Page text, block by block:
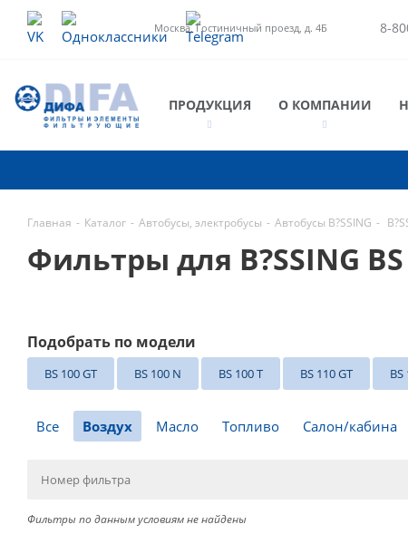
Москва, Гостиничный проезд, д. 4Б 8-
ПРОДУКЦИЯ О КОМПАНИИ
Главная - Каталог - Автобусы, электробусы - Автобусы B?SSING -
Фильтры для B?SSING
Подобрать по модели
BS 100 GT BS 100 N BS 100 T BS 110 GT BS
Все Воздух Масло Топливо Салон/кабина
Фильтры по данным условиям не найдены